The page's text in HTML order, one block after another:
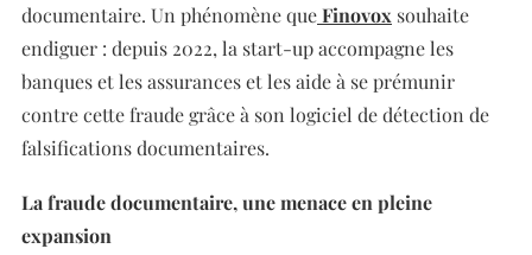
documentaire. Un phénomène queFinovox souhaite
endiguer : depuis 2022, la start-up accompagne les
banques et les assurances et les aide à se prémunir
contre cette fraude grâce à son logiciel de détection de
falsifications documentaires.
La fraude documentaire, une menace en pleine
expansion